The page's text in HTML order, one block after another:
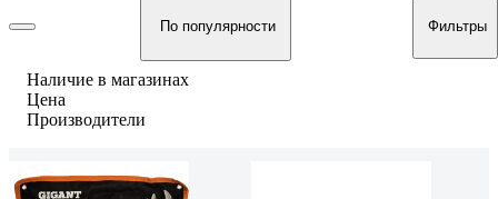
По популярности Фильтры
Наличие в магазинах
Цена
Производители